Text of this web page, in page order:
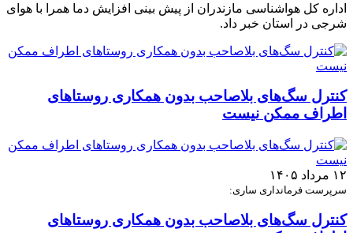
اداره کل هواشناسی مازندران از پیش بینی افزایش دما همرا با هوای
شرجی در استان خبر داد.
کنترل سگ‌های بلاصاحب بدون همکاری روستاهای
اطراف ممکن نیست
۱۲ مرداد ۱۴۰۵
سرپرست فرمانداری ساری:
کنترل سگ‌های بلاصاحب بدون همکاری روستاهای